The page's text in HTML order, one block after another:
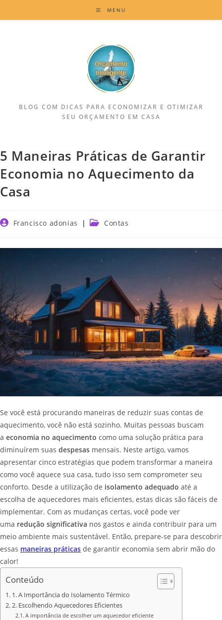
MENU
BLOG COM DICAS PARA ECONOMIZAR E OTIMIZAR
SEU ORÇAMENTO EM CASA
5 Maneiras Práticas de Garantir
Economia no Aquecimento da
Casa
Francisco adonias Contas
Se você está procurando maneiras de reduzir suas contas de
aquecimento, você não está sozinho. Muitas pessoas buscam
a economia no aquecimento como uma solução prática para
diminuírem suas despesas mensais. Neste artigo, vamos
apresentar cinco estratégias que podem transformar a maneira
como você aquece sua casa, tudo isso sem comprometer seu
conforto. Desde a utilização de isolamento adequado até a
escolha de aquecedores mais eficientes, estas dicas são fáceis de
implementar. Com as mudanças certas, você pode ver
uma redução significativa nos gastos e ainda contribuir para um
meio ambiente mais sustentável. Então, prepare-se para descobrir
essas maneiras práticas de garantir economia sem abrir mão do
calor!
Conteúdo
1. A Importância do Isolamento Térmico
2. Escolhendo Aquecedores Eficientes
A importância de escolher um aquecedor eficiente